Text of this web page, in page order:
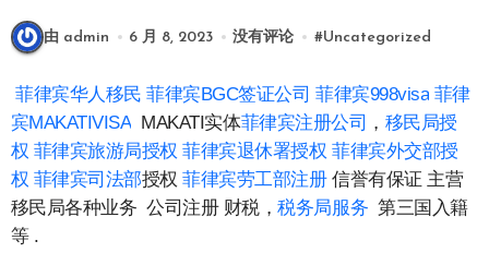
由 admin 6 月 8, 2023 没有评论 #Uncategorized
菲律宾华人移民 菲律宾BGC签证公司 菲律宾998visa 菲律
宾MAKATIVISA MAKATI实体菲律宾注册公司 ， 移民局授
权 菲律宾旅游局授权 菲律宾退休署授权 菲律宾外交部授
权 菲律宾司法部授权 菲律宾劳工部注册 信誉有保证 主营
移民局各种业务 公司注册 财税，税务局服务 第三国入籍
等 .